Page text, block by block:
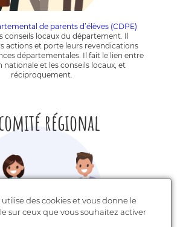
de parents d’élèves (CDPE)
conseils locaux du département. Il
actions et porte leurs revendications
départementales. Il fait le lien entre
nationale et les conseils locaux, et
réciproquement.
régional
utilise des cookies et vous donne le
sur ceux que vous souhaitez activer